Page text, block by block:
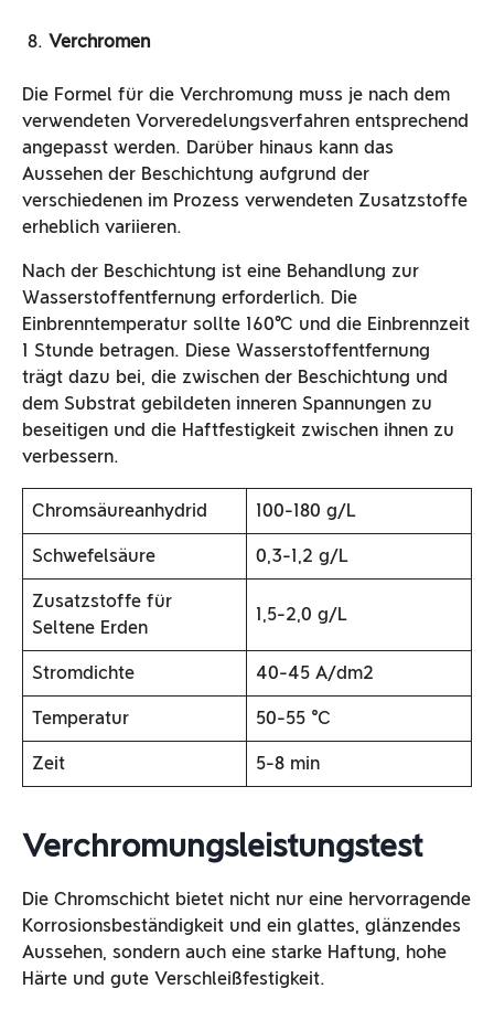
Verchromen
Die Formel für die Verchromung muss je nach dem
verwendeten Vorveredelungsverfahren entsprechend
angepasst werden. Darüber hinaus kann das
Aussehen der Beschichtung aufgrund der
verschiedenen im Prozess verwendeten Zusatzstoffe
erheblich variieren.
Nach der Beschichtung ist eine Behandlung zur
Wasserstoffentfernung erforderlich. Die
Einbrenntemperatur sollte 160°C und die Einbrennzeit
1 Stunde betragen. Diese Wasserstoffentfernung
trägt dazu bei, die zwischen der Beschichtung und
dem Substrat gebildeten inneren Spannungen zu
beseitigen und die Haftfestigkeit zwischen ihnen zu
verbessern.
Chromsäureanhydrid 100-180 g/L
Schwefelsäure 0,3-1,2 g/L
Zusatzstoffe für
Seltene Erden
1,5-2,0 g/L
Stromdichte 40-45 A/dm2
Temperatur 50-55 ℃
Zeit 5-8 min
Verchromungsleistungstest
Die Chromschicht bietet nicht nur eine hervorragende
Korrosionsbeständigkeit und ein glattes, glänzendes
Aussehen, sondern auch eine starke Haftung, hohe
Härte und gute Verschleißfestigkeit.